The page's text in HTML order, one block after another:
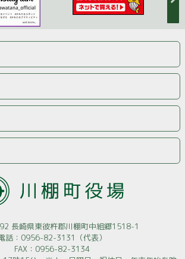
長崎県東彼杵郡川棚町中組郷1518-1
話：0956-82-3131（代表）
FAX：0956-82-3134